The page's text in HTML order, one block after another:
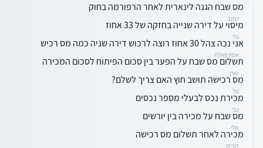
מס שבח הגנה לינארית לאחר הרפורמה בחוק
יעקב
מיסוי על דירה שנייה בחזקה של 33 אחוז
גלי
אני נכה צהל 30 אחוז רוצה לרכוש דירה שניה כמה מס רכיש
אמין סאלח
תשלום מס שבח על הפער בין סכום הפיתוח לסכום המכירה
מורן
מס רכישה תושב חוץ האם צריך לשלם?
טל
מכירת נכס לבעלי מספר נכסים
גבי
מס שבח על מכירה בין יורשים
מלי
מכירה לאחר תשלום מס רכישה
דורית